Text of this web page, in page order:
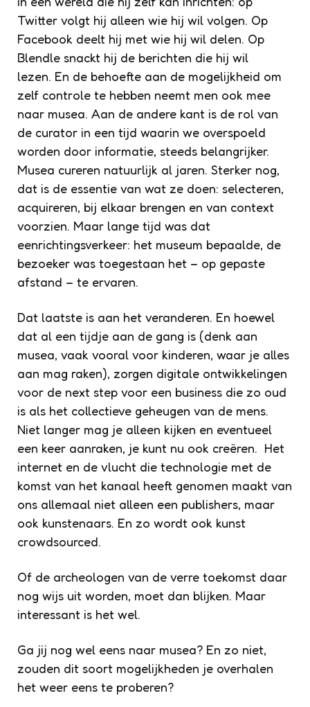
Twitter volgt hij alleen wie hij wil volgen. Op
Facebook deelt hij met wie hij wil delen. Op
Blendle snackt hij de berichten die hij wil
lezen. En de behoefte aan de mogelijkheid om
zelf controle te hebben neemt men ook mee
naar musea. Aan de andere kant is de rol van
de curator in een tijd waarin we overspoeld
worden door informatie, steeds belangrijker.
Musea cureren natuurlijk al jaren. Sterker nog,
dat is de essentie van wat ze doen: selecteren,
acquireren, bij elkaar brengen en van context
voorzien. Maar lange tijd was dat
eenrichtingsverkeer: het museum bepaalde, de
bezoeker was toegestaan het – op gepaste
afstand – te ervaren.
Dat laatste is aan het veranderen. En hoewel
dat al een tijdje aan de gang is (denk aan
musea, vaak vooral voor kinderen, waar je alles
aan mag raken), zorgen digitale ontwikkelingen
voor de next step voor een business die zo oud
is als het collectieve geheugen van de mens.
Niet langer mag je alleen kijken en eventueel
een keer aanraken, je kunt nu ook creëren. Het
internet en de vlucht die technologie met de
komst van het kanaal heeft genomen maakt van
ons allemaal niet alleen een publishers, maar
ook kunstenaars. En zo wordt ook kunst
crowdsourced.
Of de archeologen van de verre toekomst daar
nog wijs uit worden, moet dan blijken. Maar
interessant is het wel.
Ga jij nog wel eens naar musea? En zo niet,
zouden dit soort mogelijkheden je overhalen
het weer eens te proberen?